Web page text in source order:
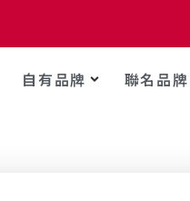
自有品牌 聯名品牌